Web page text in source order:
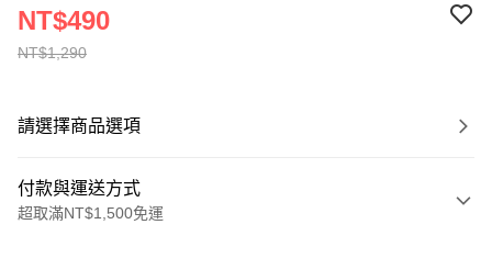
NT$1,290
NT$490
請選擇商品選項
付款與運送方式
超取滿NT$1,500免運